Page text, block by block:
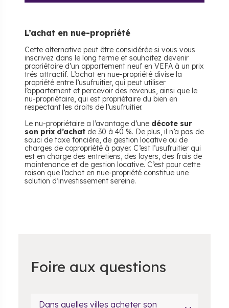
L’achat en nue-propriété
Cette alternative peut être considérée si vous vous
inscrivez dans le long terme et souhaitez devenir
propriétaire d’un appartement neuf en VEFA à un prix
trés attractif. L’achat en nue-propriété divise la
propriété entre l’usufruitier, qui peut utiliser
l’appartement et percevoir des revenus, ainsi que le
nu-propriétaire, qui est propriétaire du bien en
respectant les droits de l’usufruitier.
Le nu-propriétaire a l’avantage d’une décote sur
son prix d’achat de 30 à 40 %. De plus, il n’a pas de
souci de taxe foncière, de gestion locative ou de
charges de copropriété à payer. C’est l’usufruitier qui
est en charge des entretiens, des loyers, des frais de
maintenance et de gestion locative. C’est pour cette
raison que l’achat en nue-propriété constitue une
solution d’investissement sereine.
Foire aux questions
Dans quelles villes acheter son